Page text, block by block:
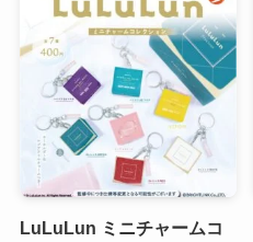
LuLuLun ミニチャームコ